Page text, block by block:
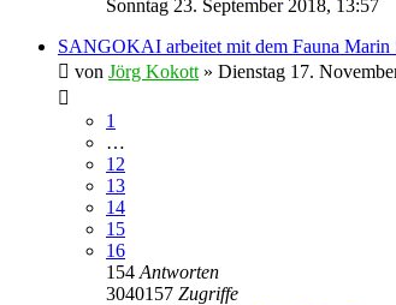
Sonntag 23. September 2018, 13:57
SANGOKAI arbeitet mit dem Fauna Marin
von Jörg Kokott » Dienstag 17.
1
…
12
13
14
15
16
154 Antworten
3040157 Zugriffe